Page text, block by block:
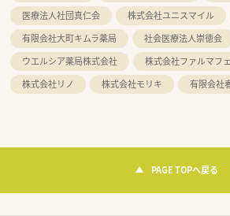
医療法人社団真仁会
株式会社ユニスマイル
有限会社大町キムラ薬局
社会医療法人崇徳会
ウエルシア薬局株式会社
株式会社ファルマフ
株式会社リノ
株式会社モリキ 有限会社
PAGE TOPへ戻る